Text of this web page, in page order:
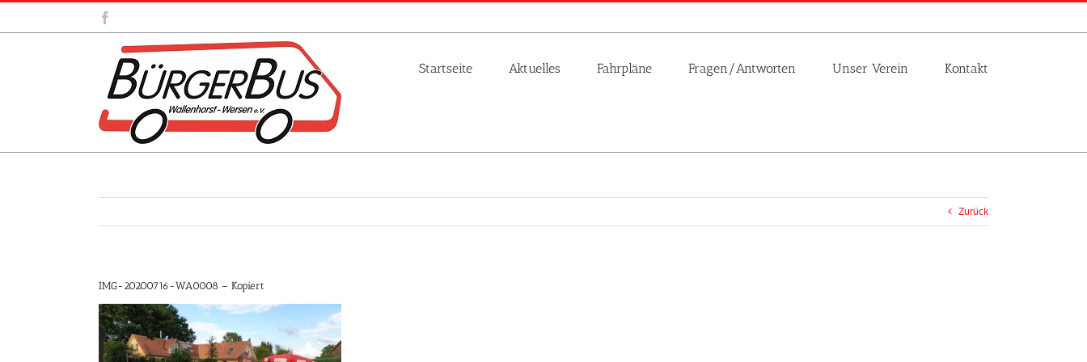
Zum
springen
Startseite Aktuelles Fahrpläne Fragen/Antworten Unser Verein Kontakt
Zurück
IMG-20200716-WA0008 – Kopiert